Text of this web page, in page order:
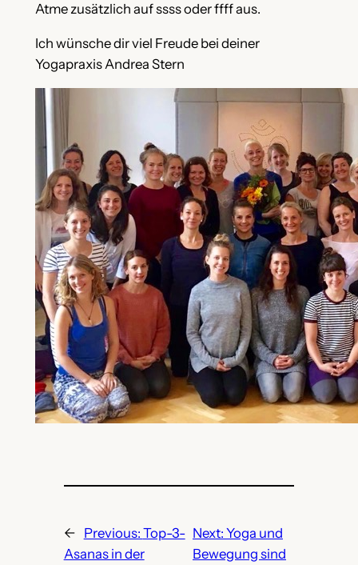
Atme zusätzlich auf ssss oder ffff aus.
Ich wünsche dir viel Freude bei deiner
Yogapraxis Andrea Stern
← Previous: Top-3-
Asanas in der
Next: Yoga und
Bewegung sind